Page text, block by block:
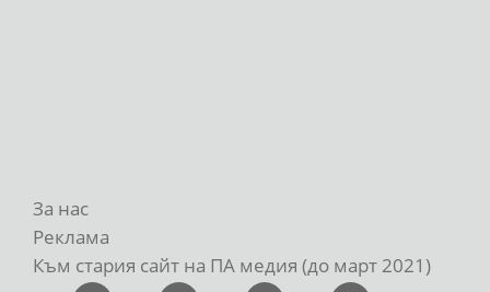
За нас
Реклама
Към стария сайт на ПА медия (до март 2021)